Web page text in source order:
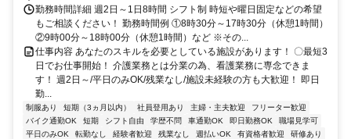
勤務時間詳細 週2日～1日8時間 シフト制 時短や曜日固定などの希望
もご相談ください！ 勤務時間例 ①8時30分～17時30分（休憩1時間）
②9時00分～18時00分（休憩1時間）など ※その...
仕事内容 あなたのスキルを必要としている施設があります！ 〇最短3
日でお仕事開始！ 介護業務とは分業の為、看護業務に専念できま
す！ 週2日～/平日のみOK/残業なし/施設未経験の方も大歓迎！ 即日
勤...
制服あり 短期（3ヵ月以内） 社員登用あり 主婦・主夫歓迎
フリーター歓迎
バイク通勤OK
短期 シフト自由 学歴不問 車通勤OK 即日勤務OK
職場見学可
平日のみOK
転勤なし 経験者歓迎 残業なし 週払いOK 有資格者歓迎
研修あり